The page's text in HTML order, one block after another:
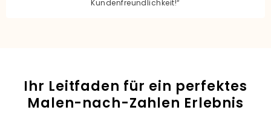
Kundenfreundlichkeit!“
Ihr Leitfaden für ein perfektes
Malen-nach-Zahlen Erlebnis